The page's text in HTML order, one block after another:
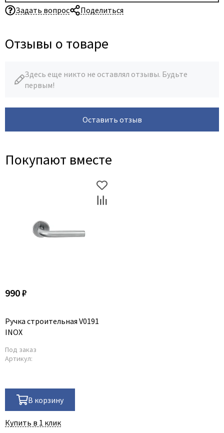
Задать вопрос
Поделиться
Отзывы о товаре
Здесь еще никто не оставлял отзывы. Будьте
первым!
Оставить отзыв
Покупают вместе
990 ₽
Ручка строительная V0191
INOX
Под заказ
Артикул:
В корзину
Купить в 1 клик